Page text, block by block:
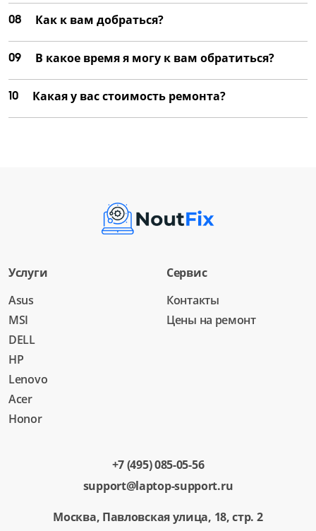
08 Как к вам добраться?
09 В какое время я могу к вам обратиться?
10 Какая у вас стоимость ремонта?
Услуги
Asus
MSI
DELL
HP
Lenovo
Acer
Honor
Сервис
Контакты
Цены на ремонт
+7 (495) 085-05-56
support@laptop-support.ru
Москва, Павловская улица, 18, стр. 2